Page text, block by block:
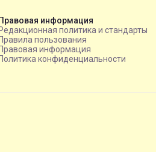
информация
политика и стандарты
пользования
информация
конфиденциальности